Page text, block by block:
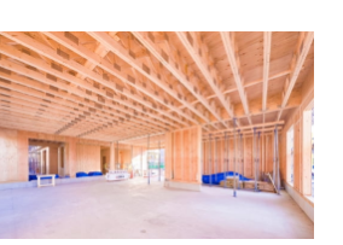
取扱商品
環境・社会への取り組み